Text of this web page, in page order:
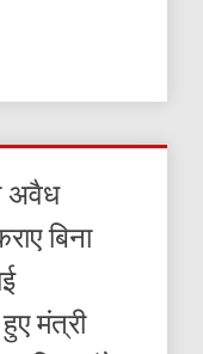
अवैध
बिना
मंत्री